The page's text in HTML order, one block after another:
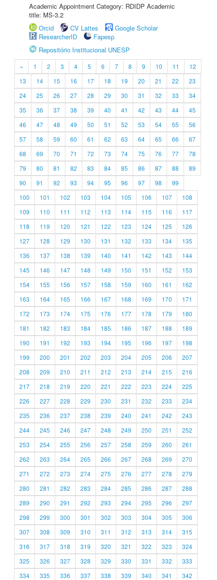
Academic Appointment Category: RDIDP Academic
title: MS-3.2
Orcid
CV Lattes
Google Scholar
ResearcherID
Fapesp
Repositório Institucional UNESP
« 1 2 3 4 5 6 7 8 9 10 11
12
13
14 15 16 17 18 19 20 21 22
23
24
25 26 27 28 29 30 31 32 33
34
35
36 37 38 39 40 41 42 43 44
45
46
47 48 49 50 51 52 53 54 55
56
57
58 59 60 61 62 63 64 65 66
67
68
69 70 71 72 73 74 75 76 77
78
79
80 81 82 83 84 85 86 87 88
89
90
91 92 93 94 95 96 97 98
99
100
101 102 103 104 105 106 107
108
109
110 111 112 113 114 115 116
117
118
119 120 121 122 123 124 125
126
127
128 129 130 131 132 133 134
135
136
137 138 139 140 141 142 143
144
145
146 147 148 149 150 151 152
153
154
155 156 157 158 159 160 161
162
163
164 165 166 167 168 169 170
171
172
173 174 175 176 177 178 179
180
181
182 183 184 185 186 187 188
189
190
191 192 193 194 195 196 197
198
199
200 201 202 203 204 205 206
207
208
209 210 211 212 213 214 215
216
217
218 219 220 221 222 223 224
225
226
227 228 229 230 231 232 233
234
235
236 237 238 239 240 241 242
243
244
245 246 247 248 249 250 251
252
253
254 255 256 257 258 259 260
261
262
263 264 265 266 267 268 269
270
271
272 273 274 275 276 277 278
279
280
281 282 283 284 285 286 287
288
289
290 291 292 293 294 295 296
297
298
299 300 301 302 303 304 305
306
307
308 309 310 311 312 313 314
315
316
317 318 319 320 321 322 323
324
325
326 327 328 329 330 331 332
333
334
335 336 337 338 339 340 341 342